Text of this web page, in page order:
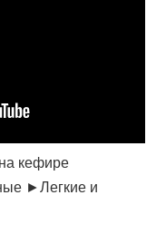
кефире
►Легкие и